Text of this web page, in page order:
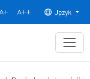
Normalny rozmiar czcionki
Rozmiar czcionki 150% Rozmiar
Język